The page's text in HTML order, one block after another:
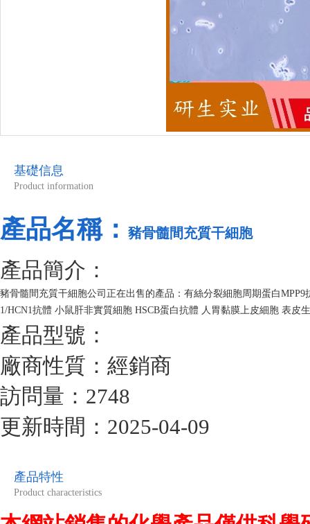
基礎信息
Product information
產品名稱： 豬骨髓間充質干細胞
產品簡介：
豬骨髓間充質干細胞公司正在出售的產品：有絲分裂細胞周期蛋白
1/HCN1抗體 小鼠肝非實質細胞 HSCB蛋白抗體 人胃黏膜上皮細胞 表皮
產品型號：
廠商性質：經銷商
訪問量：2748
更新時間：2025-04-09
產品特性
Product characteristics